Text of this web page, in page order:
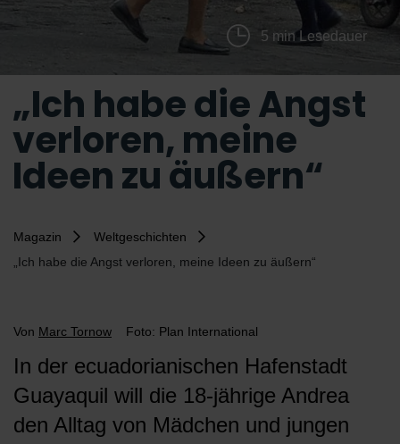
5 min Lesedauer
„Ich habe die Angst
verloren, meine
Ideen zu äußern“
Magazin
Weltgeschichten
„Ich habe die Angst verloren, meine Ideen zu äußern“
Von Marc Tornow Foto: Plan International
In der ecuadorianischen Hafenstadt
Guayaquil will die 18-jährige Andrea
den Alltag von Mädchen und jungen